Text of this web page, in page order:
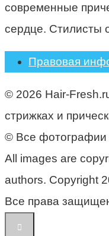
современные
сердце. Стилисты
Правовая
© 2026 Hair-
стрижках и
© Все фотографии
All images are
authors. Copyright
Все права